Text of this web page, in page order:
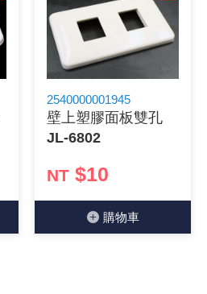
2540000001945
壁上塑膠面板雙孔
JL-6802
NT $10
購物⾞